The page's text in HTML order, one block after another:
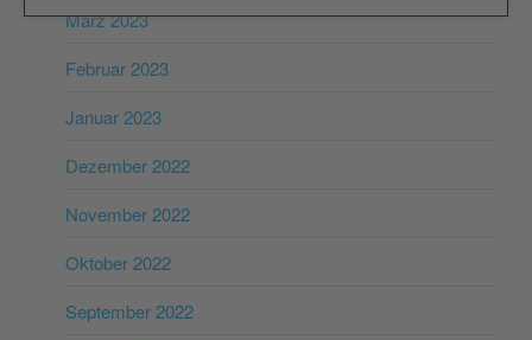
März 2023
Februar 2023
Januar 2023
Dezember 2022
November 2022
Oktober 2022
September 2022